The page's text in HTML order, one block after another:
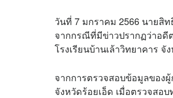
วันที่ 7 มกราคม 2566 นายสิ
จากกรณีที่มีข่าวปรากฏว่าอดี
โรงเรียนบ้านเล้าวิทยาคาร
จากการตรวจสอบข้อมูลของ
จังหวัดร้อยเอ็ด เมื่อตรวจสอ